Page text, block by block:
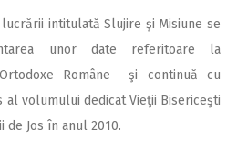
intitulată Slujire şi Misiune se
unor date referitoare la
Române şi continuă cu
volumului dedicat Vieţii Bisericeşti
de Jos în anul 2010.